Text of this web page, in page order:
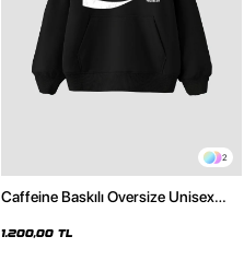
2
Caffeine Baskılı Oversize Unisex
1.200,00 TL